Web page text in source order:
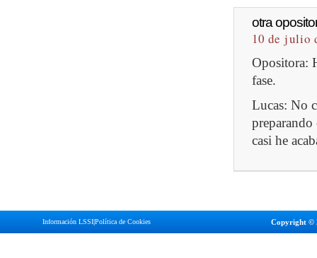
otra
10 de julio
Opositora:
fase.
Lucas: No
casi he
Información LSSI|Política de Cookies Copyright ©